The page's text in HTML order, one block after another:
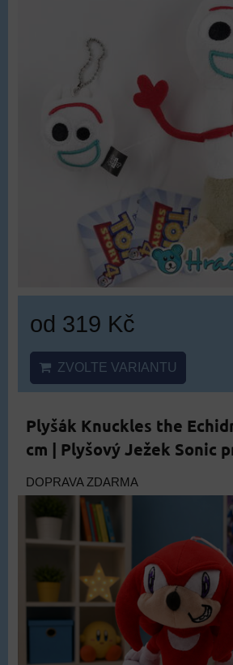
od 319 Kč
ZVOLTE VARIANTU
Plyšák Knuckles the
cm | Plyšový Ježek Sonic
DOPRAVA ZDARMA